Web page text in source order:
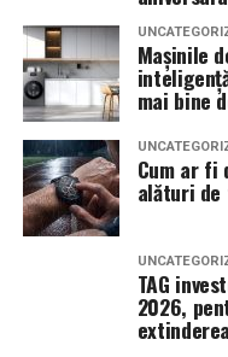
predictibile.
Pe măsură ce
infrastructura digitală
Platformele moderne
gestiune, instrumente
automatizare,
la reducerea costurilor
Pentru a evalua
multe companii
înainte de a lua
Pornind de la această
colecția Top Scents
împreună cu
parfumeria fină.
–
Dacă preferi
Mașinile
mai bine
Cum ar fi
alături de
TAG
2026,